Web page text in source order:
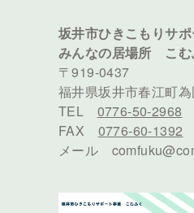
坂井市ひきこもりサ
みんなの居場所 こむ
〒919-0437
福井県坂井市春江町
TEL 0776-50-2968
FAX 0776-60-1392
メール